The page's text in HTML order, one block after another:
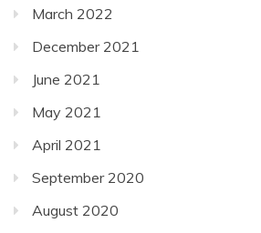
March 2022
December 2021
June 2021
May 2021
April 2021
September 2020
August 2020